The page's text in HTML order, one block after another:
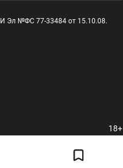
Эл №ФС 77-33484 от 15.10.08.
18+